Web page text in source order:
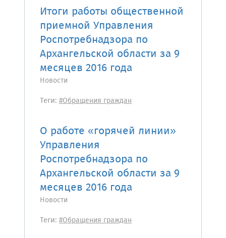
Итоги работы общественной
приемной Управления
Роспотребнадзора по
Архангельской области за 9
месяцев 2016 года
Новости
Теги: #Обращения граждан
О работе «горячей линии»
Управления
Роспотребнадзора по
Архангельской области за 9
месяцев 2016 года
Новости
Теги: #Обращения граждан